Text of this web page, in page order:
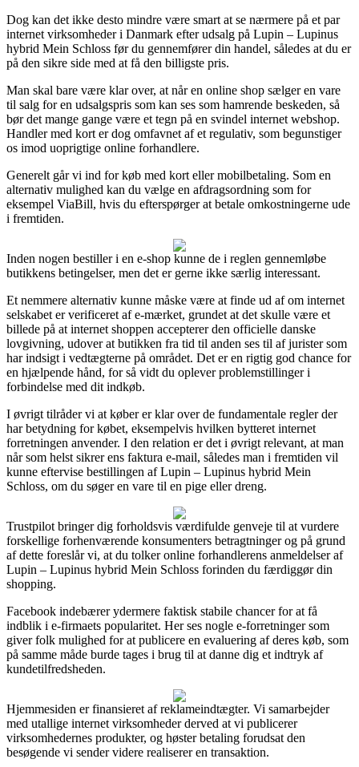
Dog kan det ikke desto mindre være smart at se nærmere på et par
internet virksomheder i Danmark efter udsalg på Lupin – Lupinus
hybrid Mein Schloss før du gennemfører din handel, således at du er
på den sikre side med at få den billigste pris.
Man skal bare være klar over, at når en online shop sælger en vare
til salg for en udsalgspris som kan ses som hamrende beskeden, så
bør det mange gange være et tegn på en svindel internet webshop.
Handler med kort er dog omfavnet af et regulativ, som begunstiger
os imod uoprigtige online forhandlere.
Generelt går vi ind for køb med kort eller mobilbetaling. Som en
alternativ mulighed kan du vælge en afdragsordning som for
eksempel ViaBill, hvis du efterspørger at betale omkostningerne ude
i fremtiden.
Inden nogen bestiller i en e-shop kunne de i reglen gennemløbe
butikkens betingelser, men det er gerne ikke særlig interessant.
Et nemmere alternativ kunne måske være at finde ud af om internet
selskabet er verificeret af e-mærket, grundet at det skulle være et
billede på at internet shoppen accepterer den officielle danske
lovgivning, udover at butikken fra tid til anden ses til af jurister som
har indsigt i vedtægterne på området. Det er en rigtig god chance for
en hjælpende hånd, for så vidt du oplever problemstillinger i
forbindelse med dit indkøb.
I øvrigt tilråder vi at køber er klar over de fundamentale regler der
har betydning for købet, eksempelvis hvilken bytteret internet
forretningen anvender. I den relation er det i øvrigt relevant, at man
når som helst sikrer ens faktura e-mail, således man i fremtiden vil
kunne eftervise bestillingen af Lupin – Lupinus hybrid Mein
Schloss, om du søger en vare til en pige eller dreng.
Trustpilot bringer dig forholdsvis værdifulde genveje til at vurdere
forskellige forhenværende konsumenters betragtninger og på grund
af dette foreslår vi, at du tolker online forhandlerens anmeldelser af
Lupin – Lupinus hybrid Mein Schloss forinden du færdiggør din
shopping.
Facebook indebærer ydermere faktisk stabile chancer for at få
indblik i e-firmaets popularitet. Her ses nogle e-forretninger som
giver folk mulighed for at publicere en evaluering af deres køb, som
på samme måde burde tages i brug til at danne dig et indtryk af
kundetilfredsheden.
Hjemmesiden er finansieret af reklameindtægter. Vi samarbejder
med utallige internet virksomheder derved at vi publicerer
virksomhedernes produkter, og høster betaling forudsat den
besøgende vi sender videre realiserer en transaktion.